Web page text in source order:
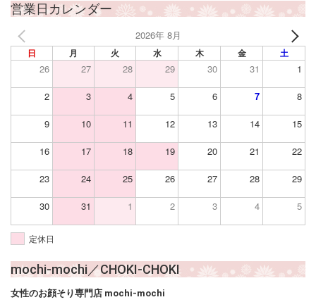
営業日カレンダー
2026年 8月
日 月 火 水 木 金 土
26 27 28 29 30 31 1
2 3 4 5 6 7 8
9 10 11 12 13 14 15
16 17 18 19 20 21 22
23 24 25 26 27 28 29
30 31 1 2 3 4 5
定休日
mochi-mochi／CHOKI-CHOKI
女性のお顔そり専門店 mochi-mochi